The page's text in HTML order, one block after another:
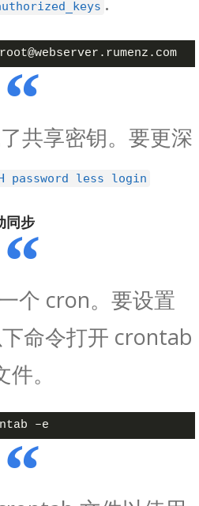
共享密钥。要更深
password less login
同步
个 cron。要设置
命令打开 crontab
件。